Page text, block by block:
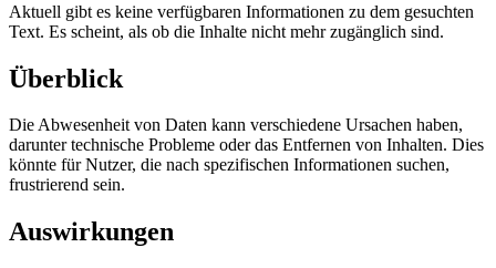
Aktuell gibt es keine verfügbaren Informationen zu dem gesuchten
Text. Es scheint, als ob die Inhalte nicht mehr zugänglich sind.
Überblick
Die Abwesenheit von Daten kann verschiedene Ursachen haben,
darunter technische Probleme oder das Entfernen von Inhalten. Dies
könnte für Nutzer, die nach spezifischen Informationen suchen,
frustrierend sein.
Auswirkungen